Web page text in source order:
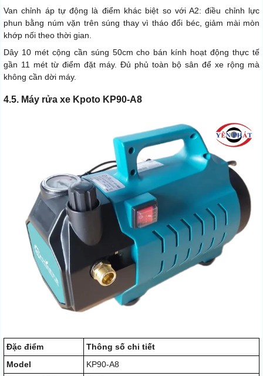
Van chỉnh áp tự động là điểm khác biệt so với A2: điều chỉnh lực
phun bằng núm vặn trên súng thay vì tháo đổi béc, giảm mài mòn
khớp nối theo thời gian.
Dây 10 mét cộng cần súng 50cm cho bán kính hoạt động thực tế
gần 11 mét từ điểm đặt máy. Đủ phủ toàn bộ sân để xe rộng mà
không cần dời máy.
4.5. Máy rửa xe Kpoto KP90-A8
Đặc điểm
Thông số chi tiết
Model
KP90-A8